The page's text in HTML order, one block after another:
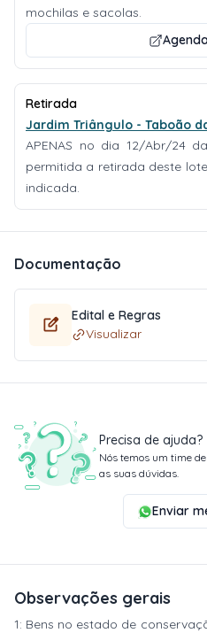
mochilas e sacolas.
Retirada
Jardim Triângulo - Taboão
APENAS no dia 12/Abr/24
permitida a retirada deste
indicada.
Documentação
Edital e Regras
Visualizar
Precisa de ajuda?
Nós temos um time
as suas dúvidas.
Enviar
Observações gerais
1: Bens no estado de